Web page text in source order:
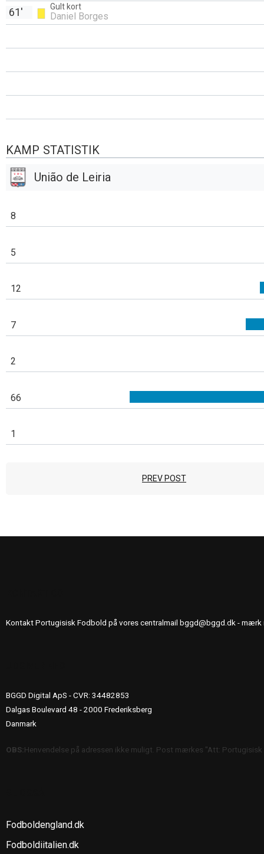
Gult kort
Daniel Borges
61'
KAMP STATISTIK
União de Leiria
8
5
12
7
2
66
1
PREV POST
Kontakt Portugisisk Fodbold på vores centralmail bggd@bggd.dk - mærk
BGGD Digital ApS - CVR: 34482853
Dalgas Boulevard 48 - 2000 Frederiksberg
Danmark
OBS:Henvendelse på adressen ikke muligt. Post mærkes "Att:
Fodboldengland.dk
Fodboldiitalien.dk